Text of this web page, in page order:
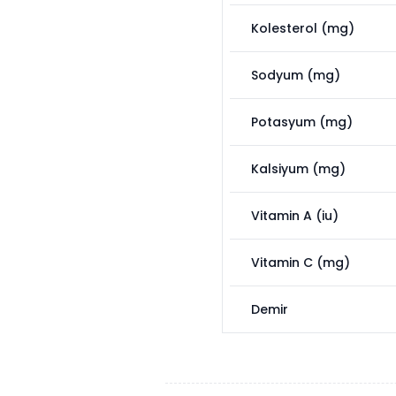
Kolesterol (mg)
Sodyum (mg)
Potasyum (mg)
Kalsiyum (mg)
Vitamin A (iu)
Vitamin C (mg)
Demir